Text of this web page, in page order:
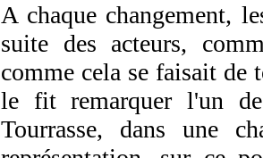
A chaque changement,
suite des acteurs,
comme cela se faisait de
le fit remarquer l'un
Tourrasse, dans une